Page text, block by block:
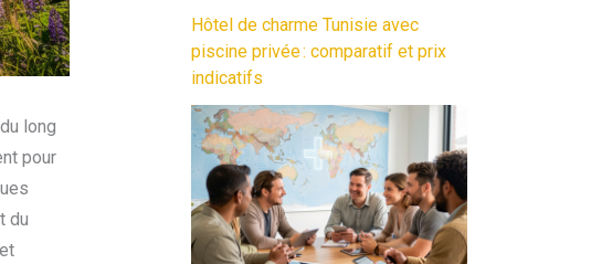
long
pour
du
Hôtel de charme Tunisie avec
piscine privée : comparatif et prix
indicatifs